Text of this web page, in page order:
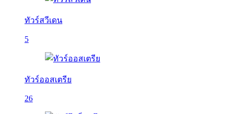
ทัวร์สวีเดน
5
ทัวร์ออสเตรีย
26